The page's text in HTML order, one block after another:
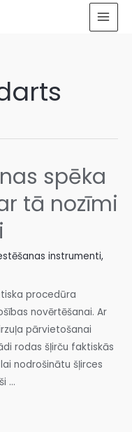
spēka
tā nozīmi
instrumenti,
procedūra
novērtēšanai. Ar
pārvietošanai
rodas šļirču faktiskās
nodrošinātu šļirces
...